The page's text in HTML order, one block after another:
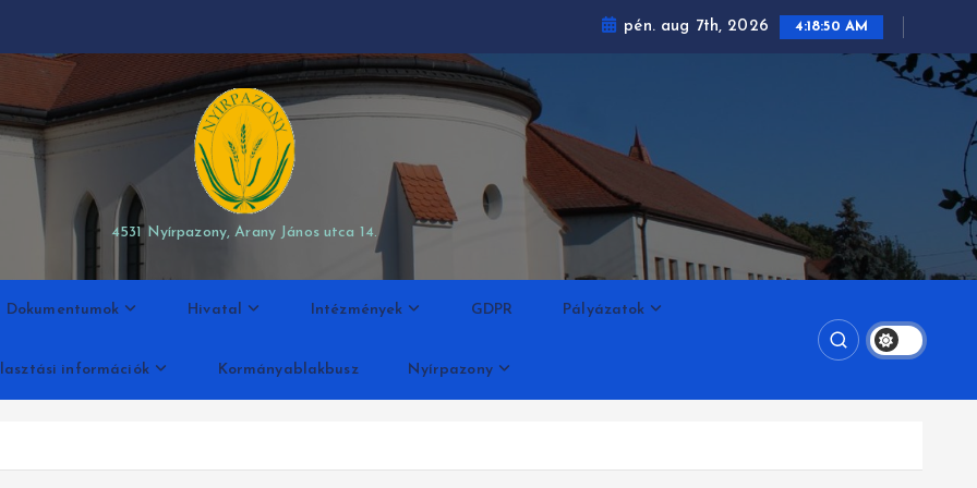
pén. aug 7th, 2026 4:18:51 AM
4531 Nyírpazony, Arany János utca 14.
Dokumentumok Hivatal Intézmények GDPR Pályázatok
információk Kormányablakbusz Nyírpazony